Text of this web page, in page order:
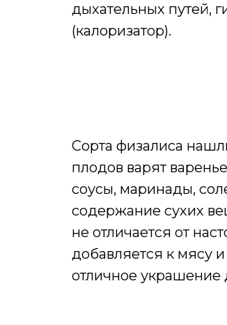
дыхательных путей,
(калоризатор).
Сорта физалиса
плодов варят
соусы, маринады,
содержание сухих
не отличается от
добавляется к мясу
отличное украшение